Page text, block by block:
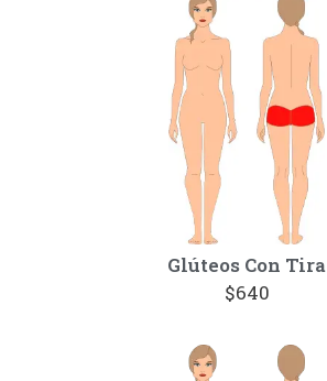
Glúteos Con Tira
$640